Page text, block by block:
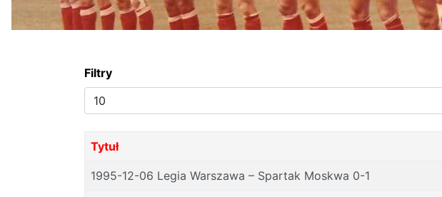
Filtry
Pokaż
#
Tytuł
1995-12-06 Legia Warszawa – Spartak Moskwa 0-1